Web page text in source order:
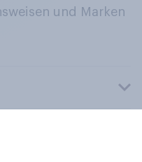
und Marken